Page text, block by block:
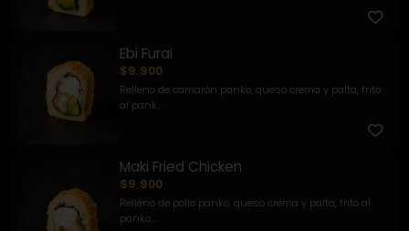
Ebi Furai
$9.900
Relleno de camarón panko, queso crema y palta, frito
al pank...
Maki Fried Chicken
$9.900
Relleno de pollo panko, queso crema y palta, frito al
panko....